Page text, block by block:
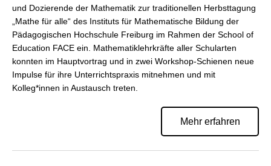
und Dozierende der Mathematik zur traditionellen Herbsttagung
„Mathe für alle“ des Instituts für Mathematische Bildung der
Pädagogischen Hochschule Freiburg im Rahmen der School of
Education FACE ein. Mathematiklehrkräfte aller Schularten
konnten im Hauptvortrag und in zwei Workshop-Schienen neue
Impulse für ihre Unterrichtspraxis mitnehmen und mit
Kolleg*innen in Austausch treten.
Mehr erfahren